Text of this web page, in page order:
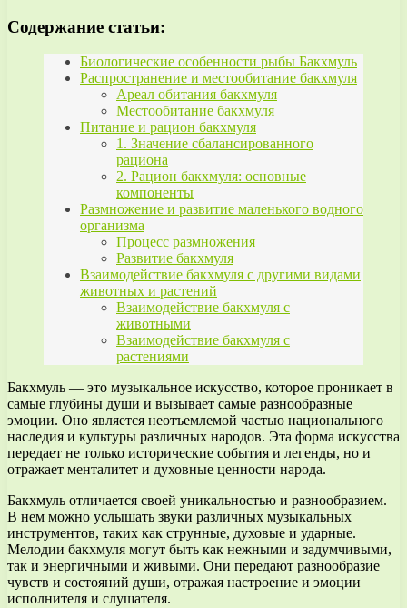
Содержание статьи:
Биологические особенности рыбы Бакхмуль
Распространение и местообитание бакхмуля
Ареал обитания бакхмуля
Местообитание бакхмуля
Питание и рацион бакхмуля
1. Значение сбалансированного
рациона
2. Рацион бакхмуля: основные
компоненты
Размножение и развитие маленького водного
организма
Процесс размножения
Развитие бакхмуля
Взаимодействие бакхмуля с другими видами
животных и растений
Взаимодействие бакхмуля с
животными
Взаимодействие бакхмуля с
растениями
Бакхмуль — это музыкальное искусство, которое проникает в
самые глубины души и вызывает самые разнообразные
эмоции. Оно является неотъемлемой частью национального
наследия и культуры различных народов. Эта форма искусства
передает не только исторические события и легенды, но и
отражает менталитет и духовные ценности народа.
Бакхмуль отличается своей уникальностью и разнообразием.
В нем можно услышать звуки различных музыкальных
инструментов, таких как струнные, духовые и ударные.
Мелодии бакхмуля могут быть как нежными и задумчивыми,
так и энергичными и живыми. Они передают разнообразие
чувств и состояний души, отражая настроение и эмоции
исполнителя и слушателя.